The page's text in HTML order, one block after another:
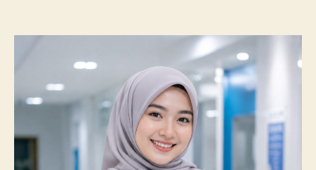
Unissula
Catatkan
Prestasi
Membanggakan,
100%
Mahasiswanya
Kompetensi